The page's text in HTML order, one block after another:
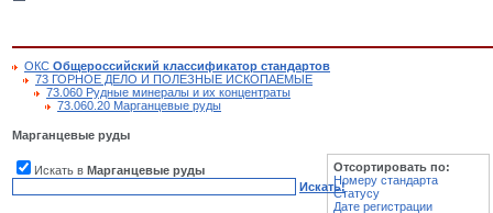
ОКС Общероссийский классификатор стандартов
73 ГОРНОЕ ДЕЛО И ПОЛЕЗНЫЕ ИСКОПАЕМЫЕ
73.060 Рудные минералы и их концентраты
73.060.20 Марганцевые руды
Марганцевые руды
Искать в Марганцевые руды
Искать!
Отсортировать по:
Номеру стандарта
Статусу
Дате регистрации